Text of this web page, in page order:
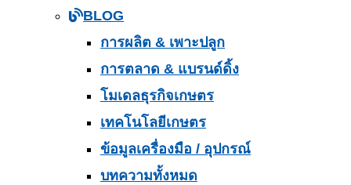
BLOG
การผลิต & เพาะปลูก
การตลาด & แบรนด์ดิ้ง
โมเดลธุรกิจเกษตร
เทคโนโลยีเกษตร
ข้อมูลเครื่องมือ / อุปกรณ์
บทความทั้งหมด